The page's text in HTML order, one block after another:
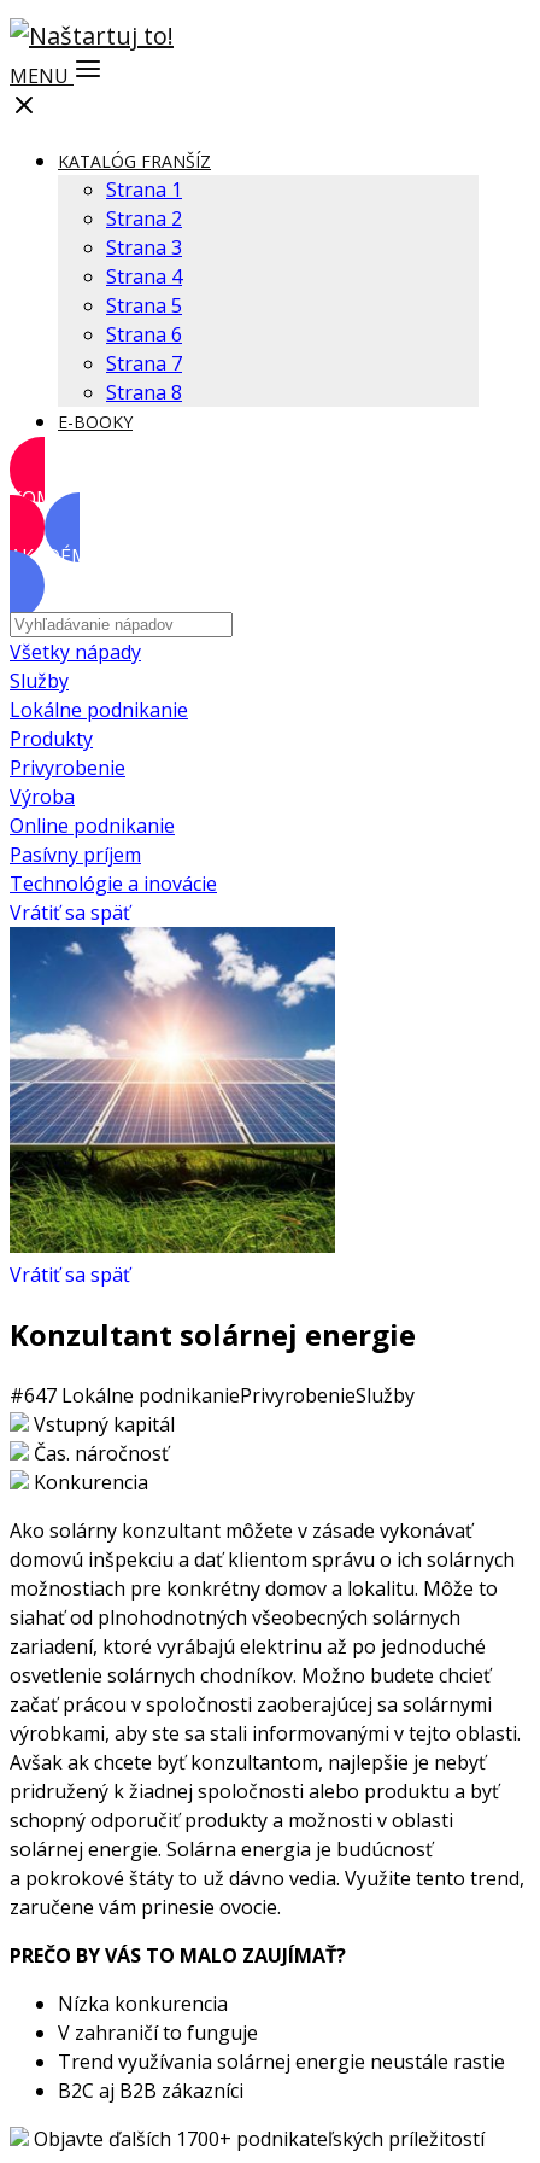
MENU
KATALÓG FRANŠÍZ
Strana 1
Strana 2
Strana 3
Strana 4
Strana 5
Strana 6
Strana 7
Strana 8
E-BOOKY
KOMUNITA
AKADÉMIA
Všetky nápady
Služby
Lokálne podnikanie
Produkty
Privyrobenie
Výroba
Online podnikanie
Pasívny príjem
Technológie a inovácie
Vrátiť sa späť
Vrátiť sa späť
Konzultant solárnej energie
#647 Lokálne podnikaniePrivyrobenieSlužby
Vstupný kapitál
Čas. náročnosť
Konkurencia
Ako solárny konzultant môžete v zásade vykonávať
domovú inšpekciu a dať klientom správu o ich solárnych
možnostiach pre konkrétny domov a lokalitu. Môže to
siahať od plnohodnotných všeobecných solárnych
zariadení, ktoré vyrábajú elektrinu až po jednoduché
osvetlenie solárnych chodníkov. Možno budete chcieť
začať prácou v spoločnosti zaoberajúcej sa solárnymi
výrobkami, aby ste sa stali informovanými v tejto oblasti.
Avšak ak chcete byť konzultantom, najlepšie je nebyť
pridružený k žiadnej spoločnosti alebo produktu a byť
schopný odporučiť produkty a možnosti v oblasti
solárnej energie. Solárna energia je budúcnosť
a pokrokové štáty to už dávno vedia. Využite tento trend,
zaručene vám prinesie ovocie.
PREČO BY VÁS TO MALO ZAUJÍMAŤ?
Nízka konkurencia
V zahraničí to funguje
Trend využívania solárnej energie neustále rastie
B2C aj B2B zákazníci
Objavte ďalších 1700+ podnikateľských príležitostí